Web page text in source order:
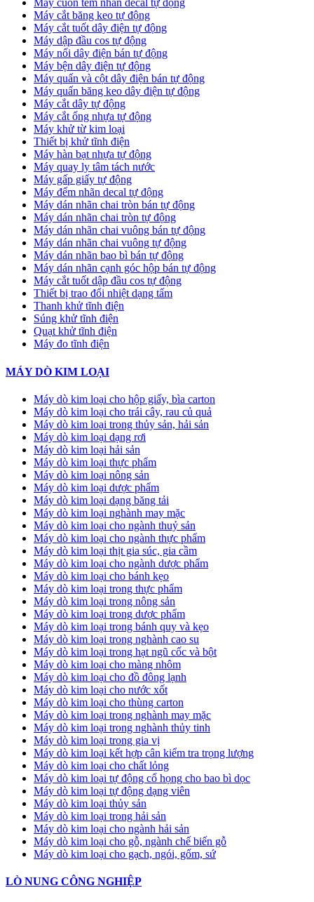
Máy cuốn tem nhãn decal tự động
Máy cắt băng keo tự động
Máy cắt tuốt dây điện tự động
Máy dập đầu cos tự động
Máy nối dây điện bán tự động
Máy bện dây điện tự động
Máy quấn và cột dây điện bán tự động
Máy quấn băng keo dây điện tự động
Máy cắt dây tự động
Máy cắt ống nhựa tự động
Máy khử từ kim loại
Thiết bị khử tĩnh điện
Máy hàn bạt nhựa tự động
Máy quay ly tâm tách nước
Máy gấp giấy tự động
Máy đếm nhãn decal tự động
Máy dán nhãn chai tròn bán tự động
Máy dán nhãn chai tròn tự động
Máy dán nhãn chai vuông bán tự động
Máy dán nhãn chai vuông tự động
Máy dán nhãn bao bì bán tự động
Máy dán nhãn cạnh góc hộp bán tự động
Máy cắt tuốt dập đầu cos tự động
Thiết bị trao đổi nhiệt dạng tấm
Thanh khử tĩnh điện
Súng khử tĩnh điện
Quạt khử tĩnh điện
Máy đo tĩnh điện
MÁY DÒ KIM LOẠI
Máy dò kim loại cho hộp giấy, bìa carton
Máy dò kim loại cho trái cây, rau củ quả
Máy dò kim loại trong thủy sản, hải sản
Máy dò kim loại dạng rơi
Máy dò kim loại hải sản
Máy dò kim loại thực phẩm
Máy dò kim loại nông sản
Máy dò kim loại dược phẩm
Máy dò kim loại dạng băng tải
Máy dò kim loại nghành may mặc
Máy dò kim loại cho ngành thuỷ sản
Máy dò kim loại cho ngành thực phẩm
Máy dò kim loại thịt gia súc, gia cầm
Máy dò kim loại cho ngành dược phẩm
Máy dò kim loại cho bánh kẹo
Máy dò kim loại trong thực phẩm
Máy dò kim loại trong nông sản
Máy dò kim loại trong dược phẩm
Máy dò kim loại trong bánh quy và kẹo
Máy dò kim loại trong nghành cao su
Máy dò kim loại trong hạt ngũ cốc và bột
Máy dò kim loại cho màng nhôm
Máy dò kim loại cho đồ đông lạnh
Máy dò kim loại cho nước xốt
Máy dò kim loại cho thùng carton
Máy dò kim loại trong nghành may mặc
Máy dò kim loại trong nghành thủy tinh
Máy dò kim loại trong gia vị
Máy dò kim loại kết hợp cân kiểm tra trọng lượng
Máy dò kim loại cho chất lỏng
Máy dò kim loại tự động cổ họng cho bao bì dọc
Máy dò kim loại tự động dạng viên
Máy dò kim loại thủy sản
Máy dò kim loại trong hải sản
Máy dò kim loại cho ngành hải sản
Máy dò kim loại cho gỗ, ngành chế biến gỗ
Máy dò kim loại cho gạch, ngói, gốm, sứ
LÒ NUNG CÔNG NGHIỆP